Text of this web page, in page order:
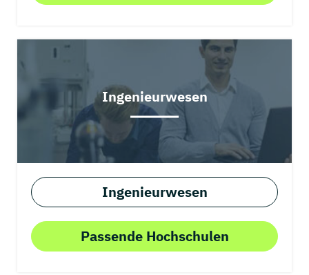
Ingenieurwesen
Ingenieurwesen
Passende Hochschulen